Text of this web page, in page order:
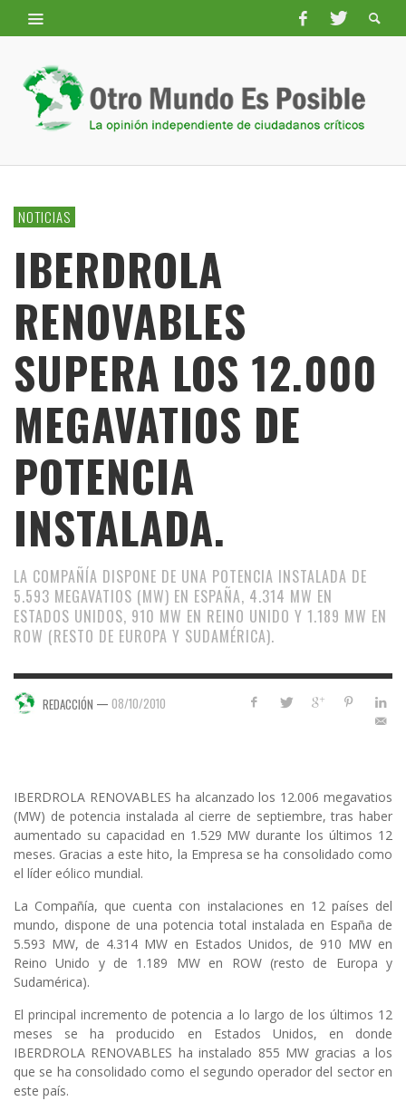
NOTICIAS
IBERDROLA
RENOVABLES
SUPERA LOS 12.000
MEGAVATIOS DE
POTENCIA
INSTALADA.
LA COMPAÑÍA DISPONE DE UNA POTENCIA INSTALADA DE
5.593 MEGAVATIOS (MW) EN ESPAÑA, 4.314 MW EN
ESTADOS UNIDOS, 910 MW EN REINO UNIDO Y 1.189 MW EN
ROW (RESTO DE EUROPA Y SUDAMÉRICA).
REDACCIÓN — 08/10/2010
IBERDROLA RENOVABLES ha alcanzado los 12.006 megavatios
(MW) de potencia instalada al cierre de septiembre, tras haber
aumentado su capacidad en 1.529 MW durante los últimos 12
meses. Gracias a este hito, la Empresa se ha consolidado como
el líder eólico mundial.
La Compañía, que cuenta con instalaciones en 12 países del
mundo, dispone de una potencia total instalada en España de
5.593 MW, de 4.314 MW en Estados Unidos, de 910 MW en
Reino Unido y de 1.189 MW en ROW (resto de Europa y
Sudamérica).
El principal incremento de potencia a lo largo de los últimos 12
meses se ha producido en Estados Unidos, en donde
IBERDROLA RENOVABLES ha instalado 855 MW gracias a los
que se ha consolidado como el segundo operador del sector en
este país.